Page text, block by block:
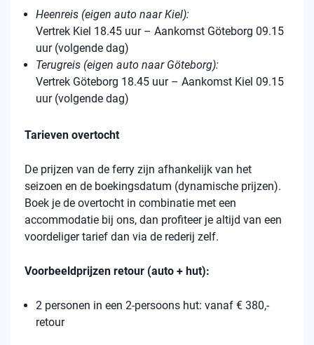
Heenreis (eigen auto naar Kiel):
Vertrek Kiel 18.45 uur – Aankomst Göteborg 09.15
uur (volgende dag)
Terugreis (eigen auto naar Göteborg):
Vertrek Göteborg 18.45 uur – Aankomst Kiel 09.15
uur (volgende dag)
Tarieven overtocht
De prijzen van de ferry zijn afhankelijk van het
seizoen en de boekingsdatum (dynamische prijzen).
Boek je de overtocht in combinatie met een
accommodatie bij ons, dan profiteer je altijd van een
voordeliger tarief dan via de rederij zelf.
Voorbeeldprijzen retour (auto + hut):
2 personen in een 2-persoons hut: vanaf € 380,-
retour